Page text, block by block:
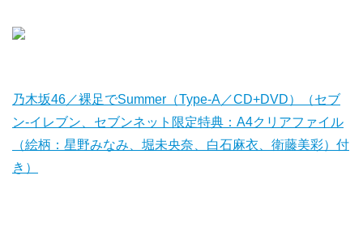
乃木坂46／裸足でSummer（Type-A／CD+DVD）（セブ
ン‐イレブン、セブンネット限定特典：A4クリアファイル
（絵柄：星野みなみ、堀未央奈、白石麻衣、衛藤美彩）付
き）